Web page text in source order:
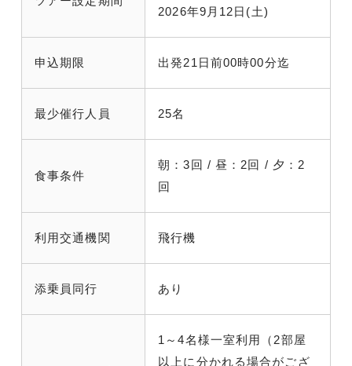
2026年9月12日(土)
申込期限 出発21日前00時00分迄
最少催行人員 25名
食事条件
朝：3回 / 昼：2回 / 夕：2
回
利用交通機関 飛行機
添乗員同行 あり
1～4名様一室利用（2部屋
以上に分かれる場合がござ